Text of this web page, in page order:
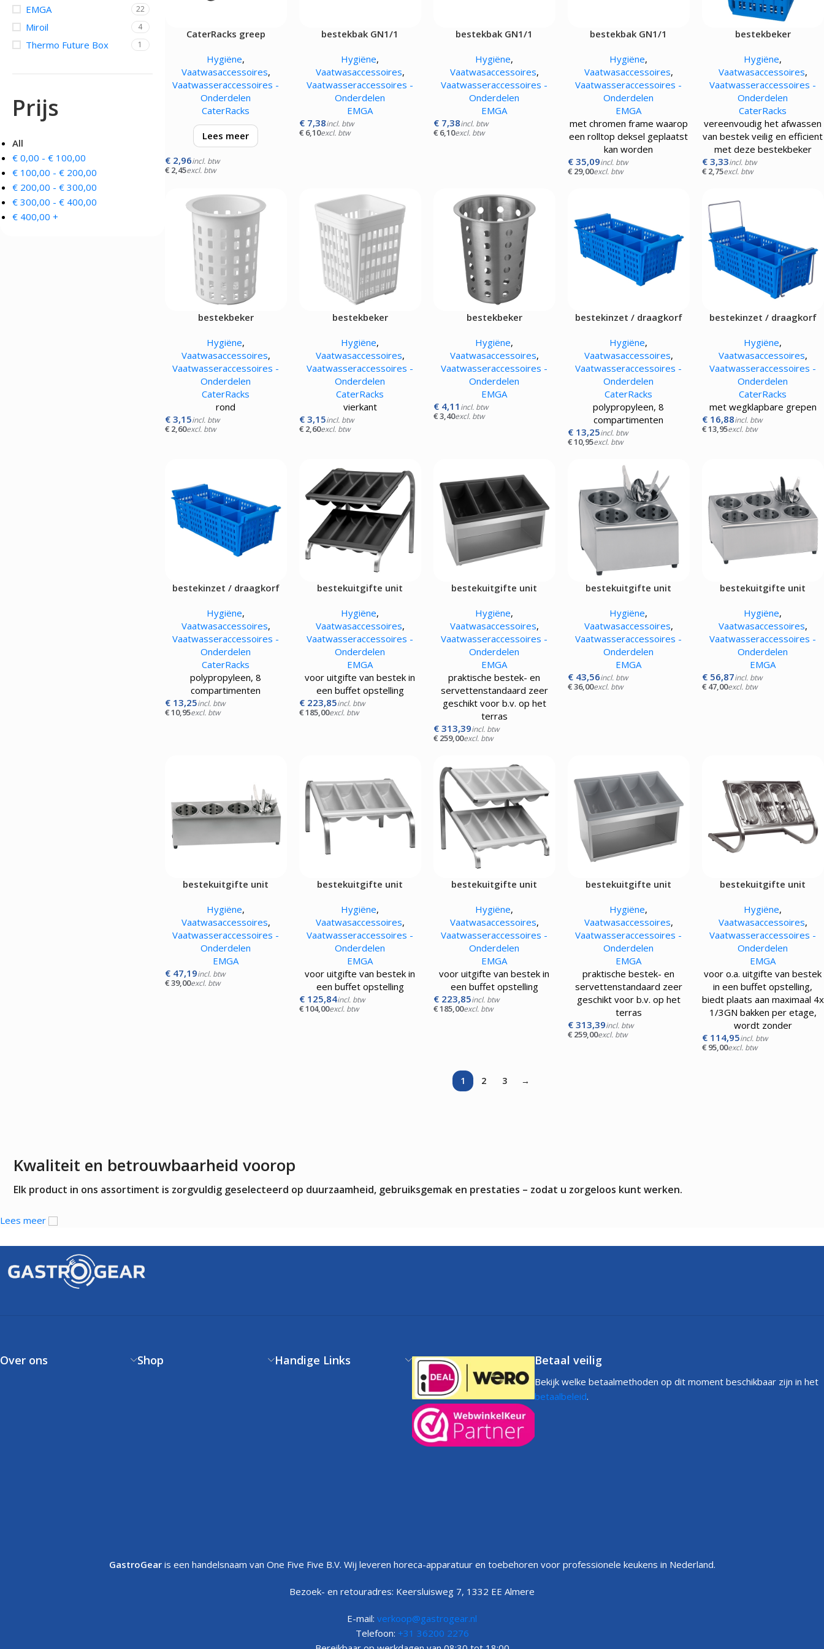
DRANKAPPARATUUR
Citruspersen - Juicers
Milkshakers
Warme Drankdispensers
Waterkokers
MAGNETRONS
High-Speed Ovens
Magnetrons
Rookovens
Speciale Ovens
Voedseldrogers
Hamburgerpersen
Gehaktmolens - Vleesmolen
Vleesmengers
Vleesvermalser
Chocoladewarmers
Warmhoudkasten
Warmhoudlampen
Warmhoudplaten
Warmhoudvitrines
Worstenwarmers
Pizza werkbanken zonder koeling
EMGA 22
Miroil 4
Thermo Future Box 1
Prijs
All
€ 0,00 - € 100,00
€ 100,00 - € 200,00
€ 200,00 - € 300,00
€ 300,00 - € 400,00
€ 400,00 +
CaterRacks greep
Hygiëne,
Vaatwasaccessoires,
Vaatwasseraccessoires -
Onderdelen
CaterRacks
Lees meer
per stuk
€2,96incl. btw
€2,45excl. btw
bestekbak GN1/1
Hygiëne,
Vaatwasaccessoires,
Vaatwasseraccessoires -
Onderdelen
EMGA
€7,38incl. btw
€6,10excl. btw
bestekbak GN1/1
Hygiëne,
Vaatwasaccessoires,
Vaatwasseraccessoires -
Onderdelen
EMGA
€7,38incl. btw
€6,10excl. btw
bestekbak GN1/1
Hygiëne,
Vaatwasaccessoires,
Vaatwasseraccessoires -
Onderdelen
EMGA
met chromen frame waarop
een rolltop deksel geplaatst
kan worden
€35,09incl. btw
€29,00excl. btw
bestekbeker
Hygiëne,
Vaatwasaccessoires,
Vaatwasseraccessoires -
Onderdelen
CaterRacks
vereenvoudig het afwassen
van bestek veilig en efficient
met deze bestekbeker
€3,33incl. btw
€2,75excl. btw
bestekbeker
Hygiëne,
Vaatwasaccessoires,
Vaatwasseraccessoires -
Onderdelen
CaterRacks
rond
€3,15incl. btw
€2,60excl. btw
bestekbeker
Hygiëne,
Vaatwasaccessoires,
Vaatwasseraccessoires -
Onderdelen
CaterRacks
vierkant
€3,15incl. btw
€2,60excl. btw
bestekbeker
Hygiëne,
Vaatwasaccessoires,
Vaatwasseraccessoires -
Onderdelen
EMGA
€4,11 incl. btw
€3,40excl. btw
bestekinzet / draagkorf
Hygiëne,
Vaatwasaccessoires,
Vaatwasseraccessoires -
Onderdelen
CaterRacks
polypropyleen, 8
compartimenten
€13,25incl. btw
€10,95excl. btw
bestekinzet / draagkorf
Hygiëne,
Vaatwasaccessoires,
Vaatwasseraccessoires -
Onderdelen
CaterRacks
met wegklapbare grepen
€16,88incl. btw
€13,95excl. btw
bestekinzet / draagkorf
Hygiëne,
Vaatwasaccessoires,
Vaatwasseraccessoires -
Onderdelen
CaterRacks
polypropyleen, 8
compartimenten
€13,25incl. btw
€10,95excl. btw
bestekuitgifte unit
Hygiëne,
Vaatwasaccessoires,
Vaatwasseraccessoires -
Onderdelen
EMGA
voor uitgifte van bestek in
een buffet opstelling
€223,85incl. btw
€185,00excl. btw
bestekuitgifte unit
Hygiëne,
Vaatwasaccessoires,
Vaatwasseraccessoires -
Onderdelen
EMGA
praktische bestek- en
servettenstandaard zeer
geschikt voor b.v. op het
terras
€313,39incl. btw
€259,00excl. btw
bestekuitgifte unit
Hygiëne,
Vaatwasaccessoires,
Vaatwasseraccessoires -
Onderdelen
EMGA
€43,56incl. btw
€36,00excl. btw
bestekuitgifte unit
Hygiëne,
Vaatwasaccessoires,
Vaatwasseraccessoires -
Onderdelen
EMGA
€56,87incl. btw
€47,00excl. btw
bestekuitgifte unit
Hygiëne,
Vaatwasaccessoires,
Vaatwasseraccessoires -
Onderdelen
EMGA
€47,19incl. btw
€39,00excl. btw
bestekuitgifte unit
Hygiëne,
Vaatwasaccessoires,
Vaatwasseraccessoires -
Onderdelen
EMGA
voor uitgifte van bestek in
een buffet opstelling
€125,84incl. btw
€104,00excl. btw
bestekuitgifte unit
Hygiëne,
Vaatwasaccessoires,
Vaatwasseraccessoires -
Onderdelen
EMGA
voor uitgifte van bestek in
een buffet opstelling
€223,85incl. btw
€185,00excl. btw
bestekuitgifte unit
Hygiëne,
Vaatwasaccessoires,
Vaatwasseraccessoires -
Onderdelen
EMGA
praktische bestek- en
servettenstandaard zeer
geschikt voor b.v. op het
terras
€313,39incl. btw
€259,00excl. btw
bestekuitgifte unit
Hygiëne,
Vaatwasaccessoires,
Vaatwasseraccessoires -
Onderdelen
EMGA
voor o.a. uitgifte van bestek
in een buffet opstelling,
biedt plaats aan maximaal 4x
1/3GN bakken per etage,
wordt zonder
€114,95incl. btw
€95,00excl. btw
1 2 3 →
Kwaliteit en betrouwbaarheid voorop
Elk product in ons assortiment is zorgvuldig geselecteerd op duurzaamheid, gebruiksgemak en prestaties – zodat u zorgeloos kunt werken.
Lees meer
Over ons Shop Handige Links Betaal veilig
Bekijk welke betaalmethoden op dit moment beschikbaar zijn in het
betaalbeleid.
GastroGearis een handelsnaam van One Five Five B.V. Wij leveren horeca-apparatuur en toebehoren voor professionele keukens in Nederland.
Bezoek- en retouradres: Keersluisweg 7, 1332 EE Almere
E-mail: verkoop@gastrogear.nl
Telefoon: +31 36200 2276